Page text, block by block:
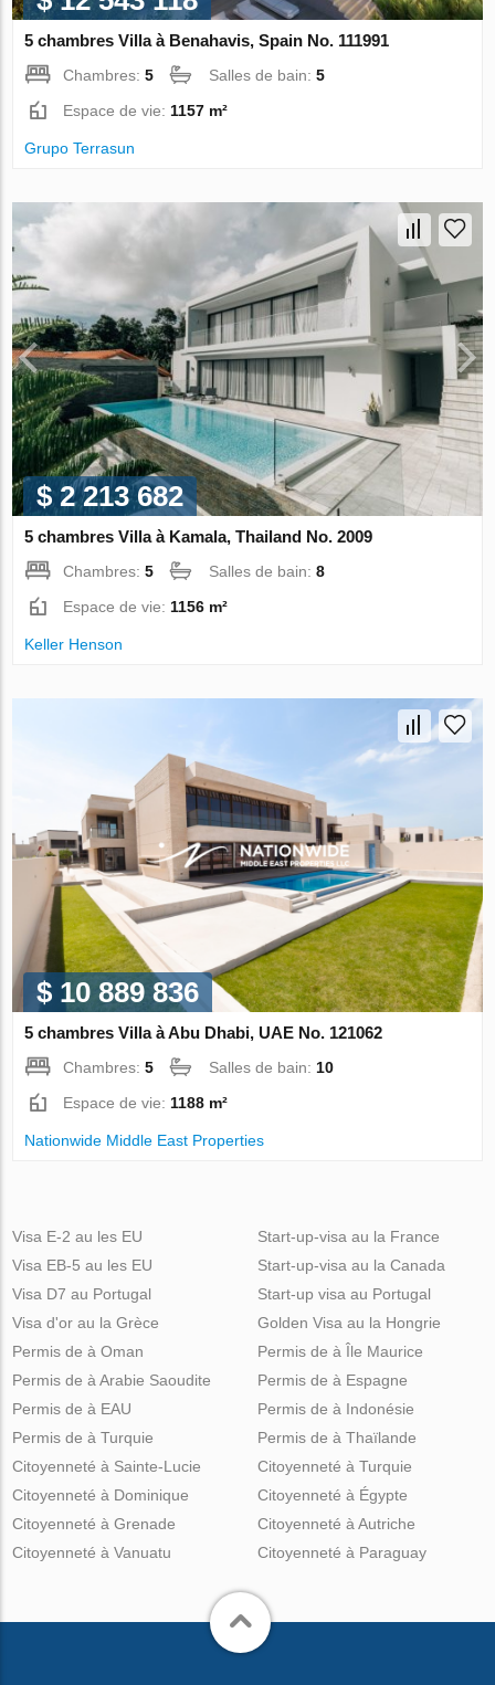
5 chambres Villa à Benahavis, Spain No. 111991
Chambres:5 Salles de bain:5
Espace de vie: 1157 m²
Grupo Terrasun
$ 2 213 682
5 chambres Villa à Kamala, Thailand No. 2009
Chambres:5 Salles de bain:8
Espace de vie: 1156 m²
Keller Henson
$ 10 889 836
5 chambres Villa à Abu Dhabi, UAE No. 121062
Chambres:5 Salles de bain: 10
Espace de vie: 1188 m²
Nationwide Middle East Properties
Visa E-2 au les EU
Visa EB-5 au les EU
Visa D7 au Portugal
Visa d'or au la Grèce
Start-up-visa au la France
Start-up-visa au la Canada
Start-up visa au Portugal
Golden Visa au la Hongrie
Permis de à Oman
Permis de à Arabie Saoudite
Permis de à EAU
Permis de à Turquie
Permis de à Île Maurice
Permis de à Espagne
Permis de à Indonésie
Permis de à Thaïlande
Citoyenneté à Sainte-Lucie
Citoyenneté à Dominique
Citoyenneté à Grenade
Citoyenneté à Vanuatu
Citoyenneté à Turquie
Citoyenneté à Égypte
Citoyenneté à Autriche
Citoyenneté à Paraguay